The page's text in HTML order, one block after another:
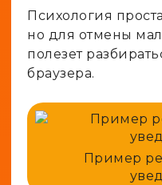
Психология
но для отмены
полезет
браузера.
Пример